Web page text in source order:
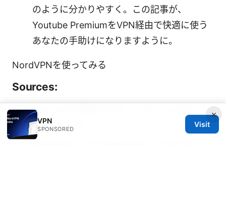
のように分かりやすく。この記事が、
Youtube PremiumをVPN経由で快適に使う
あなたの手助けになりますように。
NordVPNを使ってみる
Sources:
Windows vpnの機能は十分？ built in vpnのメリ
ット・デメリットを
×
VPN
SPONSORED
Visit